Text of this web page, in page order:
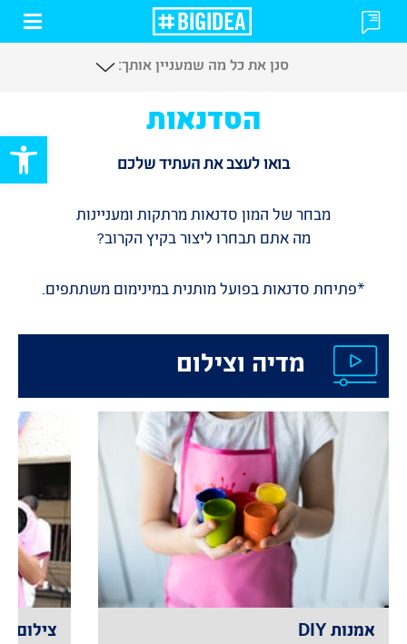
פתח
פתח
פתח
או
סנן את כל מה שמעניין אותך:
הסדנאות
בואו לעצב את העתיד שלכם
מבחר של המון סדנאות מרתקות ומעניינות
מה אתם תבחרו ליצור בקיץ הקרוב?
*פתיחת סדנאות בפועל מותנית במינימום משתתפים.
מדיה וצילום
אמנות DIY צילום